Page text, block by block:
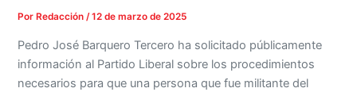
Por Redacción/12 de marzo de 2025
Pedro José Barquero Tercero ha solicitado públicamente
información al Partido Liberal sobre los procedimientos
necesarios para que una persona que fue militante del